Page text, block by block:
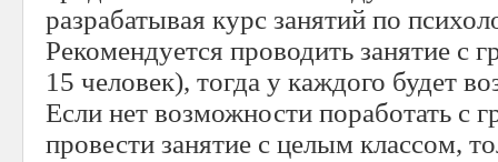
разрабатывая курс занятий по
Рекомендуется проводить занятие с
15 человек), тогда у каждого будет
Если нет возможности поработать с
провести занятие с целым классом,